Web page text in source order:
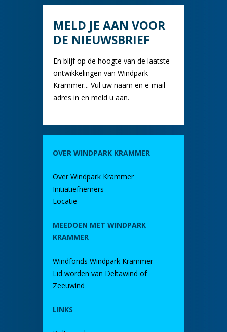
MELD JE AAN VOOR
DE NIEUWSBRIEF
En blijf op de hoogte van de laatste
ontwikkelingen van Windpark
Krammer... Vul uw naam en e-mail
adres in en meld u aan.
OVER WINDPARK KRAMMER
Over Windpark Krammer
Initiatiefnemers
Locatie
MEEDOEN MET WINDPARK
KRAMMER
Windfonds Windpark Krammer
Lid worden van Deltawind of
Zeeuwind
LINKS